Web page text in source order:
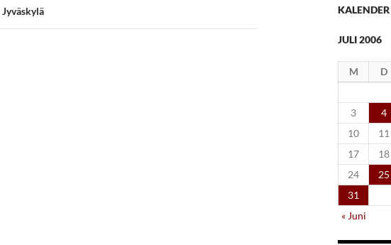
KALENDER
JULI 2006
M D
3
4
10
11
17
18
24
25
31
« Juni